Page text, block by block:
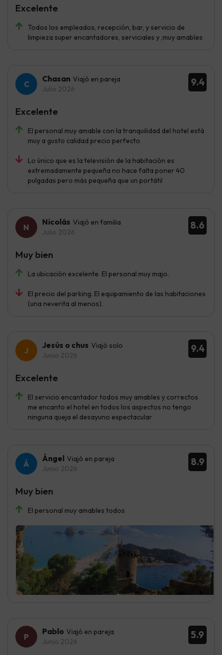
Todos los empleados, recepción, bar, y servicio de
limpieza super encantadores, serviciales y ,muy amables
Excelente
9.4
Chasan Viajó en pareja
Julio 2026
El personal muy amable con la tranquilidad del hotel está
muy a gusto calidad precio perfecto
Lo único que es la televisión de la habitación es
extremadamente pequeña no hace falta poner 40
pulgadas pero más pequeña que un portátil
Excelente
8.6
Nicolás Viajó en familia
Julio 2026
La ubicación excelente. El personal muy majo.
El precio del parking. El equipamiento de las habitaciones
(una neverita al menos).
Muy bien
9.4
Jesús o chus Viajó solo
Junio 2026
El servicio encantador todos muy amables y correctos
me encanto el hotel en todos los aspectos no tengo
ninguna queja el desayuno espectacular
Excelente
8.9
Ángel Viajó en pareja
Junio 2026
El personal muy amables todos
Muy bien
5.9
Pablo Viajó en pareja
Junio 2026